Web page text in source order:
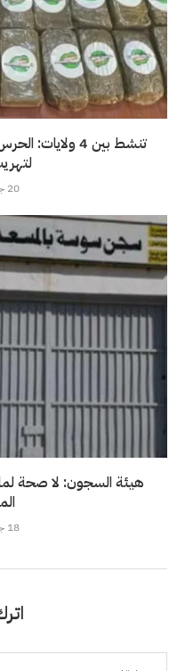
تنشط بين 4
20 جويلية، 2026
هيئة السجون: لا صحة
18 جويلية، 2026